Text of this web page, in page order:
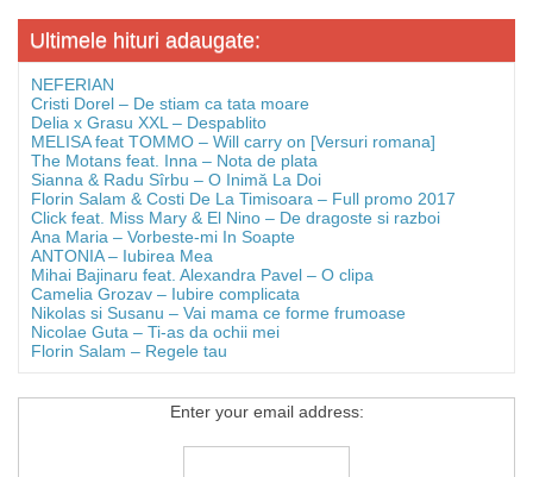
Ultimele hituri adaugate:
NEFERIAN
Cristi Dorel – De stiam ca tata moare
Delia x Grasu XXL – Despablito
MELISA feat TOMMO – Will carry on [Versuri romana]
The Motans feat. Inna – Nota de plata
Sianna & Radu Sîrbu – O Inimă La Doi
Florin Salam & Costi De La Timisoara – Full promo 2017
Click feat. Miss Mary & El Nino – De dragoste si razboi
Ana Maria – Vorbeste-mi In Soapte
ANTONIA – Iubirea Mea
Mihai Bajinaru feat. Alexandra Pavel – O clipa
Camelia Grozav – Iubire complicata
Nikolas si Susanu – Vai mama ce forme frumoase
Nicolae Guta – Ti-as da ochii mei
Florin Salam – Regele tau
Enter your email address: